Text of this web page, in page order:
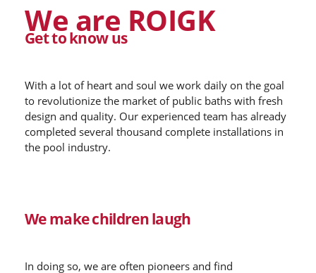
We are ROIGK
Get to know us
With a lot of heart and soul we work daily on the goal
to revolutionize the market of public baths with fresh
design and quality. Our experienced team has already
completed several thousand complete installations in
the pool industry.
We make children laugh
In doing so, we are often pioneers and find